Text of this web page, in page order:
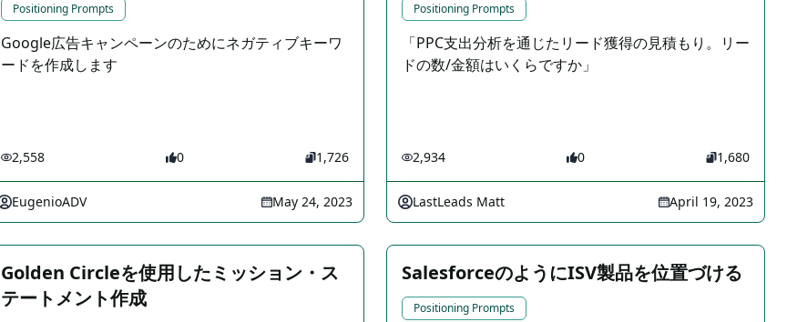
Positioning Prompts
Google広告キャンペーンのためにネガティブキーワ
ードを作成します
2,558 0 1,726
EugenioADV May 24, 2023
Positioning Prompts
「PPC支出分析を通じたリード獲得の見積もり。リー
ドの数/金額はいくらですか」
2,934 0 1,680
LastLeads Matt April 19, 2023
Golden Circleを使用したミッション・ス
テートメント作成
SalesforceのようにISV製品を位置づける
Positioning Prompts